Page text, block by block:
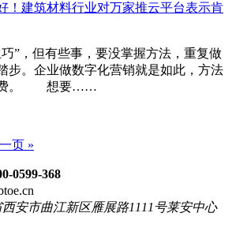
！建筑材料行业对万家推云平台表示肯
巧”，但有些事，要没掌握方法，重复做
步。企业做数字化营销就是如此，方法
费。 想要……
页 »
0599-368
安市曲江新区雁展路1111号莱安中心